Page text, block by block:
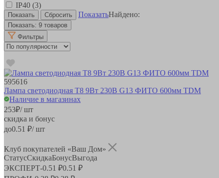
IP40 (3)
ПоказатьНайдено:
Показать: 9 товаров
Фильтры
595616
Лампа светодиодная T8 9Вт 230В G13 ФИТО 600мм TDM
Наличие в магазинах
253₽/ шт
скидка и бонус
до0.51 ₽/ шт
Клуб покупателей «Ваш Дом»
СтатусСкидкаБонусВыгода
ЭКСПЕРТ-0.51 ₽0.51 ₽